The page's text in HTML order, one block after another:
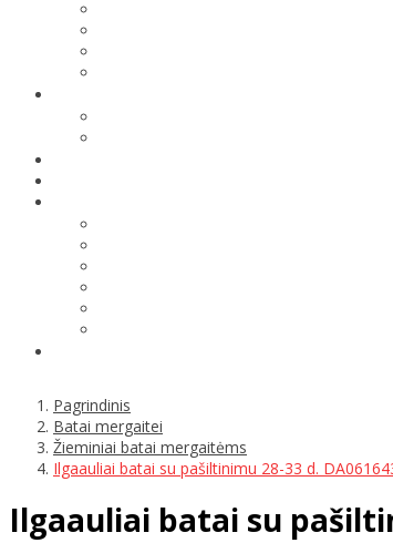
Pagrindinis
Batai mergaitei
Žieminiai batai mergaitėms
Ilgaauliai batai su pašiltinimu 28-33 d.
Ilgaauliai batai su